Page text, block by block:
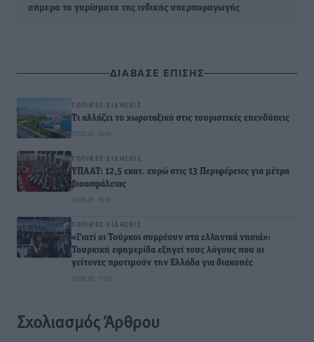
σήμερα τα γυρίσματα της ινδικής υπερπαραγωγής
ΔΙΑΒΑΣΕ ΕΠΙΣΗΣ
ΤΟΠΙΚΈΣ ΕΙΔΉΣΕΙΣ
Τι αλλάζει το χωροταξικό στις τουριστικές επενδύσεις
07.08.26 · 18:41
ΤΟΠΙΚΈΣ ΕΙΔΉΣΕΙΣ
ΥΠΑΑΤ: 12,5 εκατ. ευρώ στις 13 Περιφέρειες για μέτρα
βιοασφάλειας
07.08.26 · 18:19
ΤΟΠΙΚΈΣ ΕΙΔΉΣΕΙΣ
«Γιατί οι Τούρκοι συρρέουν στα ελληνικά νησιά»:
Τουρκική εφημερίδα εξηγεί τους λόγους που οι
γείτονες προτιμούν την Ελλάδα για διακοπές
07.08.26 · 17:55
Σχολιασμός Άρθρου